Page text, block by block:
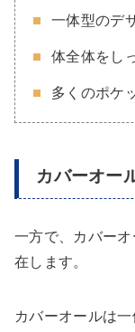
一体型のデ
体全体をし
多くのポケ
カバーオー
一方で、カバー
在します。
カバーオールは